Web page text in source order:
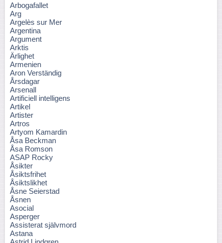
Arbogafallet
Arg
Argelès sur Mer
Argentina
Argument
Arktis
Ärlighet
Armenien
Aron Verständig
Årsdagar
Arsenall
Artificiell intelligens
Artikel
Artister
Artros
Artyom Kamardin
Åsa Beckman
Åsa Romson
ASAP Rocky
Åsikter
Åsiktsfrihet
Åsiktslikhet
Åsne Seierstad
Åsnen
Asocial
Asperger
Assisterat självmord
Astana